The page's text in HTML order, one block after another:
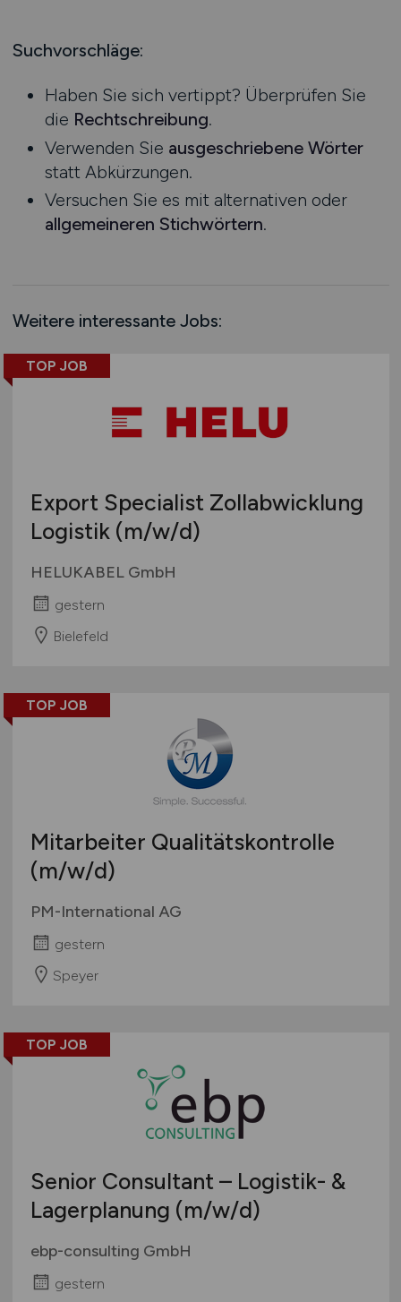
Schienen- / Straßen- / Luft- / Seefracht
Supply Chain Management
Vertrieb / Verkauf / Handel
Zoll / Behörden
Sonstige
Mecklenburg-Vorpommern
Nordrhein-Westfalen
Rheinland-Pfalz
Saarland
Sachsen
Sachsen-Anhalt
Schleswig-Holstein
Schweiz
Europa
International
Suchvorschläge:
Haben Sie sich vertippt? Überprüfen Sie
die Rechtschreibung.
Verwenden Sie ausgeschriebene Wörter
statt Abkürzungen.
Versuchen Sie es mit alternativen oder
allgemeineren Stichwörtern.
Weitere interessante Jobs:
TOP JOB
Export Specialist Zollabwicklung
Logistik (m/w/d)
HELUKABEL GmbH
gestern
Bielefeld
TOP JOB
Mitarbeiter Qualitätskontrolle
(m/w/d)
PM-International AG
gestern
Speyer
TOP JOB
Senior Consultant – Logistik- &
Lagerplanung (m/w/d)
ebp-consulting GmbH
gestern